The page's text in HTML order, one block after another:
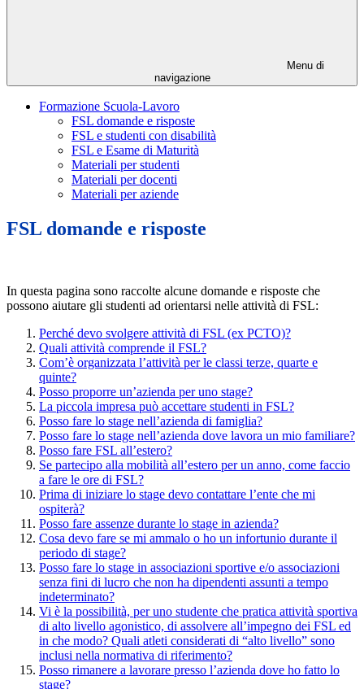
Menu di
navigazione
Formazione Scuola-Lavoro
FSL domande e risposte
FSL e studenti con disabilità
FSL e Esame di Maturità
Materiali per studenti
Materiali per docenti
Materiali per aziende
FSL domande e risposte
In questa pagina sono raccolte alcune domande e risposte che
possono aiutare gli studenti ad orientarsi nelle attività di FSL:
Perché devo svolgere attività di FSL (ex PCTO)?
Quali attività comprende il FSL?
Com’è organizzata l’attività per le classi terze, quarte e
quinte?
Posso proporre un’azienda per uno stage?
La piccola impresa può accettare studenti in FSL?
Posso fare lo stage nell’azienda di famiglia?
Posso fare lo stage nell’azienda dove lavora un mio familiare?
Posso fare FSL all’estero?
Se partecipo alla mobilità all’estero per un anno, come faccio
a fare le ore di FSL?
Prima di iniziare lo stage devo contattare l’ente che mi
ospiterà?
Posso fare assenze durante lo stage in azienda?
Cosa devo fare se mi ammalo o ho un infortunio durante il
periodo di stage?
Posso fare lo stage in associazioni sportive e/o associazioni
senza fini di lucro che non ha dipendenti assunti a tempo
indeterminato?
Vi è la possibilità, per uno studente che pratica attività sportiva
di alto livello agonistico, di assolvere all’impegno dei FSL ed
in che modo? Quali atleti considerati di “alto livello” sono
inclusi nella normativa di riferimento?
Posso rimanere a lavorare presso l’azienda dove ho fatto lo
stage?